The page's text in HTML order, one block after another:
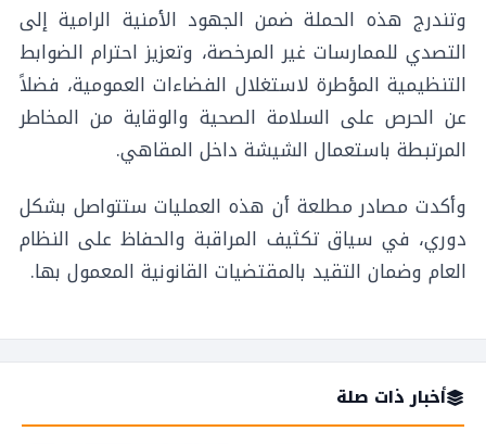
وتندرج هذه الحملة ضمن الجهود الأمنية الرامية إلى
التصدي للممارسات غير المرخصة، وتعزيز احترام الضوابط
التنظيمية المؤطرة لاستغلال الفضاءات العمومية، فضلاً
عن الحرص على السلامة الصحية والوقاية من المخاطر
المرتبطة باستعمال الشيشة داخل المقاهي.
وأكدت مصادر مطلعة أن هذه العمليات ستتواصل بشكل
دوري، في سياق تكثيف المراقبة والحفاظ على النظام
العام وضمان التقيد بالمقتضيات القانونية المعمول بها.
أخبار ذات صلة